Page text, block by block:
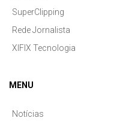
SuperClipping
Rede Jornalista
XIFIX Tecnologia
MENU
Notícias